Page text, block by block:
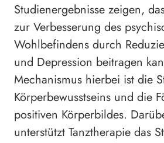
Studienergebnisse zeigen,
zur Verbesserung des
Wohlbefindens durch
und Depression beitragen
Mechanismus hierbei ist die
Körperbewusstseins und die
positiven Körperbildes.
unterstützt Tanztherapie das